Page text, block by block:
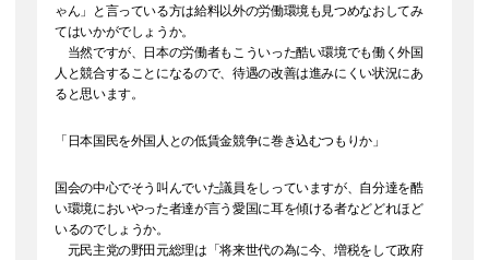
ゃん」と言っている方は給料以外の労働環境も見つめなおしてみ
てはいかがでしょうか。
当然ですが、日本の労働者もこういった酷い環境でも働く外国
人と競合することになるので、待遇の改善は進みにくい状況にあ
ると思います。
「日本国民を外国人との低賃金競争に巻き込むつもりか」
国会の中心でそう叫んでいた議員をしっていますが、自分達を酷
い環境においやった者達が言う愛国に耳を傾ける者などどれほど
いるのでしょうか。
元民主党の野田元総理は「将来世代の為に今、増税をして政府